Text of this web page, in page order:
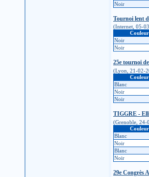
Noir
Tournoi lent
(Internet, 05-
Couleur
Noir
Noir
25e tournoi
(Lyon, 21-02-
Couleur
Blanc
Noir
Noir
TIGGRE -
(Grenoble, 24-
Couleur
Blanc
Noir
Blanc
Noir
29e Congrès